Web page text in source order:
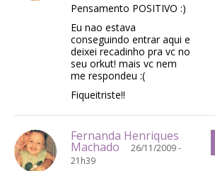
Pensamento POSITIVO :)
Eu nao estava
conseguindo entrar aqui e
deixei recadinho pra vc no
seu orkut! mais vc nem
me respondeu :(
Fiqueitriste!!
Fernanda Henriques
Machado
26/11/2009 -
21h39